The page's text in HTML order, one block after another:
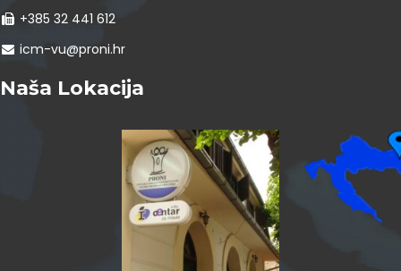
+385 32 441 612
icm-vu@proni.hr
Naša Lokacija